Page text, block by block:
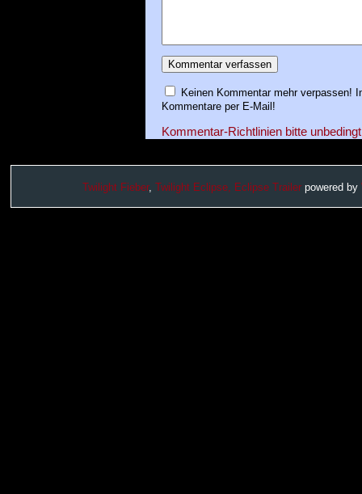
Keinen Kommentar mehr verpassen!
Kommentare per E-Mail!
Kommentar-Richtlinien bitte
Twilight Fieber, Twilight Eclipse, Eclipse Trailer powered by